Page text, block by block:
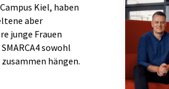
Kiel, haben
aber
junge Frauen
sowohl
hängen.